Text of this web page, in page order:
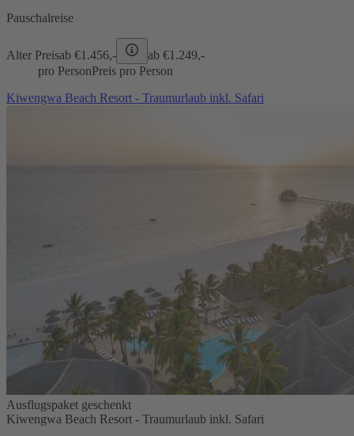
Pauschalreise
Alter Preisab €1.456,- ab €1.249,-
pro PersonPreis pro Person
Kiwengwa Beach Resort - Traumurlaub inkl. Safari
Ausflugspaket geschenkt
Kiwengwa Beach Resort - Traumurlaub inkl. Safari